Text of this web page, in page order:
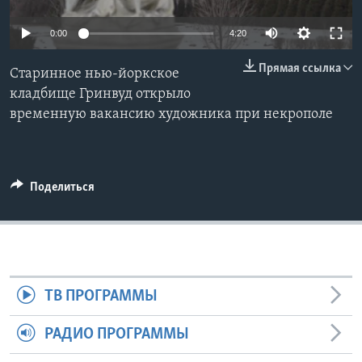
Learning English
СОЦИАЛЬНЫЕ СЕТИ
0:00 4:20
Прямая ссылка
Старинное нью-йоркское
кладбище Гринвуд открыло
временную вакансию художника при некрополе
Поделиться
ТВ ПРОГРАММЫ
РАДИО ПРОГРАММЫ